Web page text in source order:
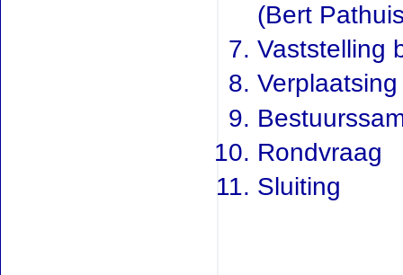
(Bert
Vaststelling
Rondvraag
Sluiting